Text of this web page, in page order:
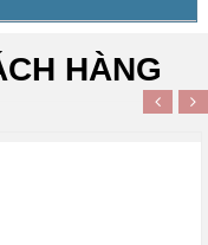
HÀNG